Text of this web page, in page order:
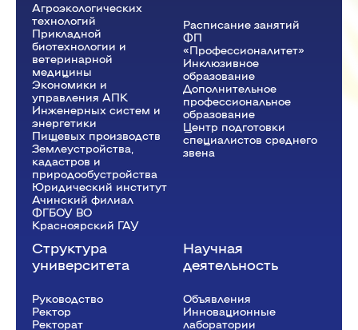
Агроэкологических
технологий
Прикладной
биотехнологии и
ветеринарной
медицины
Экономики и
управления АПК
Инженерных систем и
энергетики
Пищевых производств
Землеустройства,
кадастров и
природообустройства
Юридический институт
Ачинский филиал
ФГБОУ ВО
Красноярский ГАУ
Расписание занятий
ФП
«Профессионалитет»
Инклюзивное
образование
Дополнительное
профессиональное
образование
Центр подготовки
специалистов среднего
звена
Структура
университета
Руководство
Ректор
Рeкторат
Научная
деятельность
Объявления
Инновационные
лаборатории